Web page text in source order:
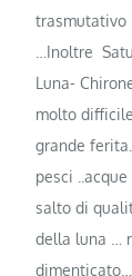
…Inoltre
Luna-
molto
grande
pesci
salto di
della luna …